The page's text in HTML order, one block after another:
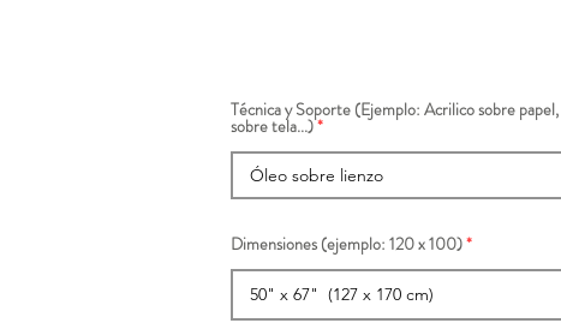
Técnica y Soporte (Ejemplo: Acrilico sobre
sobre tela...)
Dimensiones (ejemplo: 120 x 100)